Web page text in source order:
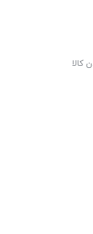
کالا